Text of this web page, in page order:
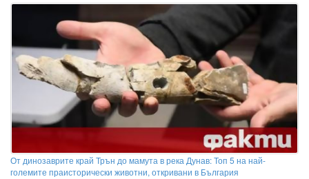
От динозаврите край Трън до мамута в река Дунав: Топ 5 на най-
големите праисторически животни, откривани в България